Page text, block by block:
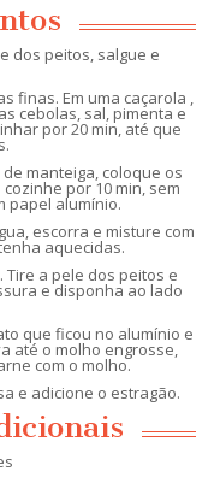
dos peitos, salgue e
finas. Em uma caçarola ,
cebolas, sal, pimenta e
por 20 min, até que
manteiga, coloque os
por 10 min, sem
papel alumínio.
escorra e misture com
aquecidas.
Tire a pele dos peitos e
e disponha ao lado
que ficou no alumínio e
até o molho engrosse,
com o molho.
e adicione o estragão.